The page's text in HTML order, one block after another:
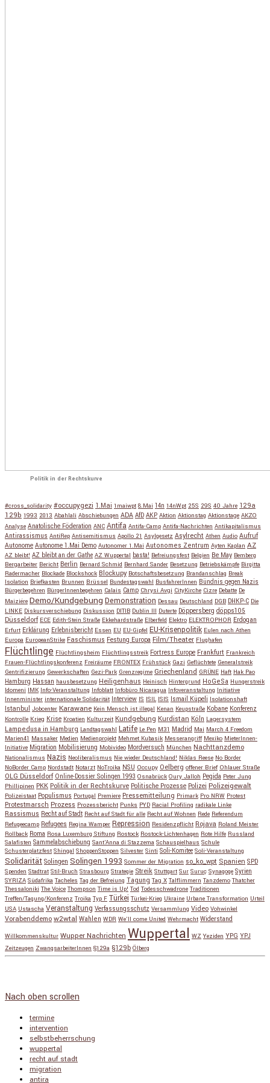
Politik in der Rechtskurve
#cross_solidarity #occupygezi 1.Mai 1maiwpt 8.Mai 14n 14nWpt 25S 29S 40 Jahre 129a
129b 1993 2013 Abahlali Abschiebungen ADA AfD AKP Aktion Aktionstag Aktionstage AKZO
Analyse Anatolische Föderation ANC Antifa Antifa-Camp Antifa-Nachrichten Antikapitalismus
Antirassismus AntiRep Antisemitismus Apollo 21 Asylgesetz Asylrecht Athen Audio Aufruf
Autonome Autonome 1.Mai Demo Autonomer 1.Mai Autonomes Zentrum Ayten Kaplan AZ
AZ bleibt! AZ bleibt an der Gathe AZ Wuppertal basta! Befreiungsfest Belgien Be May Bemberg
Bergarbeiter Bericht Berlin Bernard Schmid Bernhard Sander Besetzung Betriebskämpfe Birgitta
Radermacher Blockade Blockshock Blockupy Botschaftsbesetzung Brandanschlag Break
Isolation Briefkasten Brunnen Brüssel Bundestagswahl BusfahrerInnen Bündnis gegen Nazis
Bürgerbegehren BürgerInnenbegehren Calais Camp Chrysi Avgi CityKirche Cizre Debatte De
Maiziére Demo/Kundgebung Demonstration Dessau Deutschland DGB DHKP-C Die
LINKE Diskursverschiebung Diskussion DITIB Dublin III Duterte Döppersberg döpps105
Düsseldorf ECE Edith-Stein Straße Ekkehardstraße Elberfeld Elektro ELEKTROPHOR Erdogan
Erfurt Erklärung Erlebnisbericht Essen EU EU-Gipfel EU-Krisenpolitik Eulen nach Athen
Europa EuropeanStrike Faschismus Festung Europa Film/Theater Flughafen
Flüchtlinge Flüchtlingsheim Flüchtlingsstreik Fortress Europe Frankfurt Frankreich
Frauen-Flüchtlingskonferenz Freiräume FRONTEX Frühstück Gazi Geflüchtete Generalstreik
Gentrifizierung Gewerkschaften Gezi-Park Grenzregime Griechenland GRÜNE Haft Hak Pao
Hamburg Hassan hausbesetzung Heiligenhaus Heinisch Hintergrund HoGeSa Hungerstreik
Idomeni IMK Info-Veranstaltung Infoblatt Infobüro Nicaragua Infoveranstaltung Initiative
Innenminister internationale Solidarität Interview IS ISIL ISIS Ismail Küpeli Isolationshaft
Istanbul Jobcenter Karawane Kein Mensch ist illegal Kenan Keupstraße Kobane Konferenz
Kontrolle Krieg Krise Kroatien Kulturzeit Kundgebung Kurdistan Köln Lagersystem
Lampedusa in Hamburg Landtagswahl Latife Le Pen M31 Madrid Mai March 4 Freedom
Marien41 Massaker Medien Medienprojekt Mehmet Kubasik Messerangriff Mexiko MieterInnen-
Initiative Migration Mobilisierung Mobivideo Mordversuch München Nachttanzdemo
Nationalismus Nazis Neoliberalismus Nie wieder Deutschland! Niklas Reese No Border
NoBorder Camp Nordstadt Notarzt NoTroika NSU Occupy Oelberg offener Brief Ohlauer Straße
OLG Düsseldorf Online-Dossier Solingen 1993 Osnabrück Oury Jalloh Pegida Peter Jung
Phillipinen PKK Politik in der Rechtskurve Politische Prozesse Polizei Polizeigewalt
Polizeistaat Populismus Portugal Premiere Pressemitteilung Primark Pro NRW Protest
Protestmarsch Prozess Prozessbericht Punks PYD Racial Profiling radikale Linke
Rassismus Recht auf Stadt Recht auf Stadt für alle Recht auf Wohnen Rede Referendum
Refugeecamp Refugees Regina Wamper Repression Residenzpflicht Rojava Roland Meister
Rollback Roma Rosa Luxemburg Stiftung Rostock Rostock-Lichtenhagen Rote Hilfe Russland
Salafisten Sammelabschiebung Sant'Anna di Stazzema Schauspielhaus Schule
Schusterplatzfest Shingal ShoppenStoppen Silvester Sinti Soli-Komitee Soli-Veranstaltung
Solidarität Solingen Solingen 1993 Sommer der Migration so_ko_wpt Spanien SPD
Spenden Stadtrat Stil-Bruch Strasbourg Strategie Streik Stuttgart Sur Suruç Synagoge Syrien
SYRIZA Südafrika Tacheles Tag der Befreiung Tagung Tag X Talflimmern Tanzdemo Thatcher
Thessaloniki The Voice Thompson Time is Up! Tod Todesschwadrone Traditionen
Treffen/Tagung/Konferenz Troika Typ F Türkei Türkei-Krieg Ukraine Urbane Transformation Urteil
USA Ustascha Veranstaltung Verfassungsschutz Versammlung Video Vohwinkel
Vorabenddemo w2wtal Wahlen WDR We'll come United Wehrmacht Widerstand
Willkommenskultur Wupper Nachrichten Wuppertal WZ Yeziden YPG YPJ
Zeitzeugen ZwangsarbeiterInnen §129a §129b Ölberg
Nach oben scrollen
termine
intervention
selbstbeherrschung
wuppertal
recht auf stadt
migration
antira